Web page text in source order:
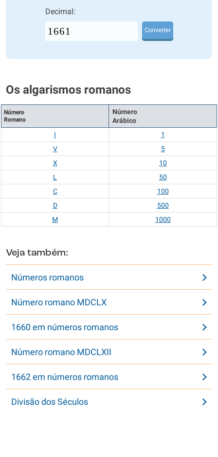
Decimal:
Converter
Os algarismos romanos
Número
Romano
Número
Arábico
I
1
V
5
X
10
L
50
C
100
D
500
M
1000
Veja também:
Números romanos
Número romano MDCLX
1660 em números romanos
Número romano MDCLXII
1662 em números romanos
Divisão dos Séculos